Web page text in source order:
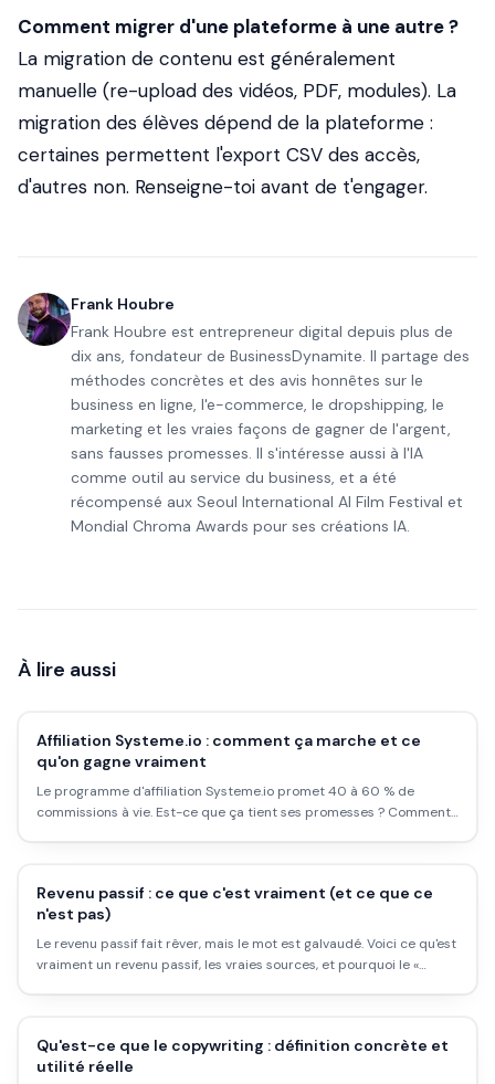
Comment migrer d'une plateforme à une autre ?
La migration de contenu est généralement
manuelle (re-upload des vidéos, PDF, modules). La
migration des élèves dépend de la plateforme :
certaines permettent l'export CSV des accès,
d'autres non. Renseigne-toi avant de t'engager.
Frank Houbre
Frank Houbre est entrepreneur digital depuis plus de
dix ans, fondateur de BusinessDynamite. Il partage des
méthodes concrètes et des avis honnêtes sur le
business en ligne, l'e-commerce, le dropshipping, le
marketing et les vraies façons de gagner de l'argent,
sans fausses promesses. Il s'intéresse aussi à l'IA
comme outil au service du business, et a été
récompensé aux Seoul International AI Film Festival et
Mondial Chroma Awards pour ses créations IA.
À lire aussi
Affiliation Systeme.io : comment ça marche et ce
qu'on gagne vraiment
Le programme d'affiliation Systeme.io promet 40 à 60 % de
commissions à vie. Est-ce que ça tient ses promesses ? Comment
Revenu passif : ce que c'est vraiment (et ce que ce
n'est pas)
Le revenu passif fait rêver, mais le mot est galvaudé. Voici ce qu'est
vraiment un revenu passif, les vraies sources, et pourquoi le «
Qu'est-ce que le copywriting : définition concrète et
utilité réelle